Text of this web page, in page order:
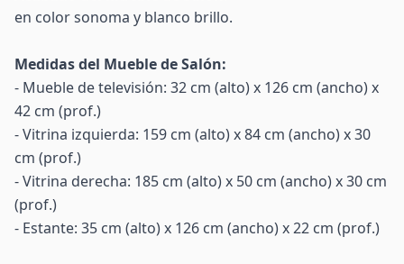
en color sonoma y blanco brillo.
Medidas del Mueble de Salón:
- Mueble de televisión: 32 cm (alto) x 126 cm (ancho) x
42 cm (prof.)
- Vitrina izquierda: 159 cm (alto) x 84 cm (ancho) x 30
cm (prof.)
- Vitrina derecha: 185 cm (alto) x 50 cm (ancho) x 30 cm
(prof.)
- Estante: 35 cm (alto) x 126 cm (ancho) x 22 cm (prof.)